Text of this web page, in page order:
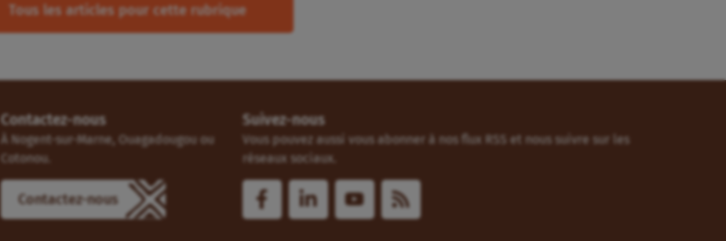
Tous les articles pour cette rubrique
Contactez-nous
À Nogent-sur-Marne, Ouagadougou ou
Cotonou.
Contactez-nous
Suivez-nous
Vous pouvez aussi vous abonner à nos flux RSS et nous suivre sur les
réseaux sociaux.